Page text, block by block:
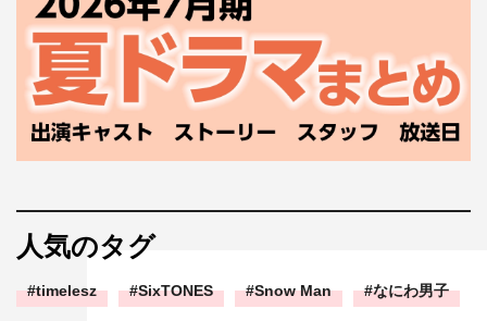
人気のタグ
timelesz SixTONES Snow Man なにわ男子